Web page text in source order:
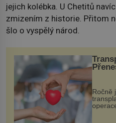
jejich kolébka. U Chetitů
zmizením z historie. Přitom
šlo o vyspělý národ.
Ročně